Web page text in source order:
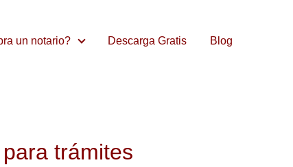
un notario? Descarga Gratis Blog
trámites